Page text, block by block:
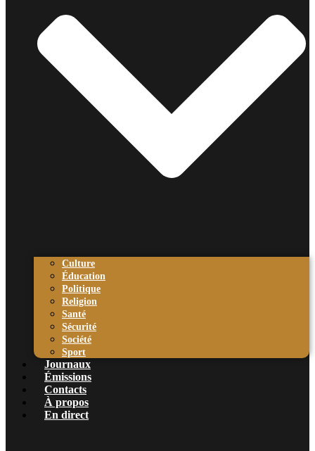
Culture
Éducation
Politique
Religion
Santé
Sécurité
Société
Sport
Journaux
Émissions
Contacts
À propos
En direct